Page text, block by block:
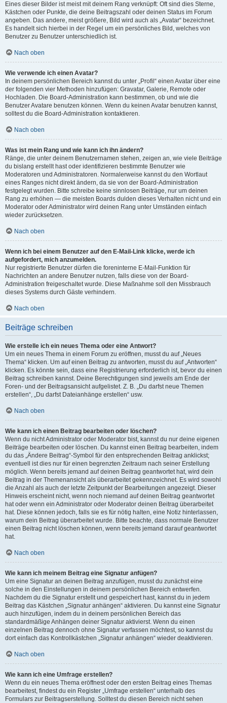
Eines dieser Bilder ist meist mit deinem Rang verknüpft: Oft sind dies Sterne,
Kästchen oder Punkte, die deine Beitragszahl oder deinen Status im Forum
angeben. Das andere, meist größere, Bild wird auch als „Avatar“ bezeichnet.
Es handelt sich hierbei in der Regel um ein persönliches Bild, welches von
Benutzer zu Benutzer unterschiedlich ist.
Nach oben
Wie verwende ich einen Avatar?
In deinem persönlichen Bereich kannst du unter „Profil“ einen Avatar über eine
der folgenden vier Methoden hinzufügen: Gravatar, Galerie, Remote oder
Hochladen. Die Board-Administration kann bestimmen, ob und wie die
Benutzer Avatare benutzen können. Wenn du keinen Avatar benutzen kannst,
solltest du die Board-Administration kontaktieren.
Nach oben
Was ist mein Rang und wie kann ich ihn ändern?
Ränge, die unter deinem Benutzernamen stehen, zeigen an, wie viele Beiträge
du bislang erstellt hast oder identifizieren bestimmte Benutzer wie
Moderatoren und Administratoren. Normalerweise kannst du den Wortlaut
eines Ranges nicht direkt ändern, da sie von der Board-Administration
festgelegt wurden. Bitte schreibe keine sinnlosen Beiträge, nur um deinen
Rang zu erhöhen — die meisten Boards dulden dieses Verhalten nicht und ein
Moderator oder Administrator wird deinen Rang unter Umständen einfach
wieder zurücksetzen.
Nach oben
Wenn ich bei einem Benutzer auf den E-Mail-Link klicke, werde ich
aufgefordert, mich anzumelden.
Nur registrierte Benutzer dürfen die foreninterne E-Mail-Funktion für
Nachrichten an andere Benutzer nutzen, falls diese von der Board-
Administration freigeschaltet wurde. Diese Maßnahme soll den Missbrauch
dieses Systems durch Gäste verhindern.
Nach oben
Beiträge schreiben
Wie erstelle ich ein neues Thema oder eine Antwort?
Um ein neues Thema in einem Forum zu eröffnen, musst du auf „Neues
Thema“ klicken. Um auf einen Beitrag zu antworten, musst du auf „Antworten“
klicken. Es könnte sein, dass eine Registrierung erforderlich ist, bevor du einen
Beitrag schreiben kannst. Deine Berechtigungen sind jeweils am Ende der
Foren- und der Beitragsansicht aufgelistet. Z. B. „Du darfst neue Themen
erstellen“, „Du darfst Dateianhänge erstellen“ usw.
Nach oben
Wie kann ich einen Beitrag bearbeiten oder löschen?
Wenn du nicht Administrator oder Moderator bist, kannst du nur deine eigenen
Beiträge bearbeiten oder löschen. Du kannst einen Beitrag bearbeiten, indem
du das „Ändere Beitrag“-Symbol für den entsprechenden Beitrag anklickst;
eventuell ist dies nur für einen begrenzten Zeitraum nach seiner Erstellung
möglich. Wenn bereits jemand auf deinen Beitrag geantwortet hat, wird dein
Beitrag in der Themenansicht als überarbeitet gekennzeichnet. Es wird sowohl
die Anzahl als auch der letzte Zeitpunkt der Bearbeitungen angezeigt. Dieser
Hinweis erscheint nicht, wenn noch niemand auf deinen Beitrag geantwortet
hat oder wenn ein Administrator oder Moderator deinen Beitrag überarbeitet
hat. Diese können jedoch, falls sie es für nötig halten, eine Notiz hinterlassen,
warum dein Beitrag überarbeitet wurde. Bitte beachte, dass normale Benutzer
einen Beitrag nicht löschen können, wenn bereits jemand darauf geantwortet
hat.
Nach oben
Wie kann ich meinem Beitrag eine Signatur anfügen?
Um eine Signatur an deinen Beitrag anzufügen, musst du zunächst eine
solche in den Einstellungen in deinem persönlichen Bereich entwerfen.
Nachdem du die Signatur erstellt und gespeichert hast, kannst du in jedem
Beitrag das Kästchen „Signatur anhängen“ aktivieren. Du kannst eine Signatur
auch hinzufügen, indem du in deinem persönlichen Bereich das
standardmäßige Anhängen deiner Signatur aktivierst. Wenn du einen
einzelnen Beitrag dennoch ohne Signatur verfassen möchtest, so kannst du
dort einfach das Kontrollkästchen „Signatur anhängen“ wieder deaktivieren.
Nach oben
Wie kann ich eine Umfrage erstellen?
Wenn du ein neues Thema eröffnest oder den ersten Beitrag eines Themas
bearbeitest, findest du ein Register „Umfrage erstellen“ unterhalb des
Formulars zur Beitragserstellung. Solltest du diesen Bereich nicht sehen